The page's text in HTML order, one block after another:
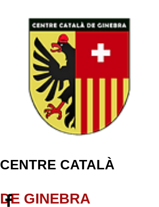
CENTRE CATALÀ
DE GINEBRA